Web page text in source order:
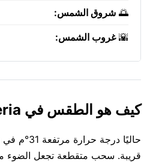
🌅 شروق الشمس:
🌇غروب الشمس:
كيف هو الطقس في Seria الآن؟